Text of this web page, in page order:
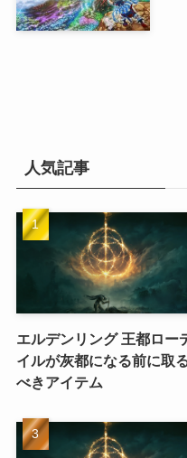
人気記事
エルデンリング 王都ロー
イルが灰都になる前に取
べきアイテム